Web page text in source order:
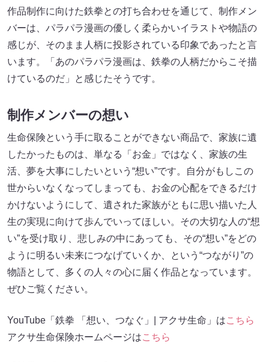
作品制作に向けた鉄拳との打ち合わせを通じて、制作メン
バーは、パラパラ漫画の優しく柔らかいイラストや物語の
感じが、そのまま人柄に投影されている印象であったと言
います。「あのパラパラ漫画は、鉄拳の人柄だからこそ描
けているのだ」と感じたそうです。
制作メンバーの想い
生命保険という手に取ることができない商品で、家族に遺
したかったものは、単なる「お金」ではなく、家族の生
活、夢を大事にしたいという“想い”です。自分がもしこの
世からいなくなってしまっても、お金の心配をできるだけ
かけないようにして、遺された家族がともに思い描いた人
生の実現に向けて歩んでいってほしい。その大切な人の“想
い”を受け取り、悲しみの中にあっても、その“想い”をどの
ように明るい未来につなげていくか、という“つながり”の
物語として、多くの人々の心に届く作品となっています。
ぜひご覧ください。
YouTube「鉄拳 「想い、つなぐ」| アクサ生命」はこちら
アクサ生命保険ホームページはこちら